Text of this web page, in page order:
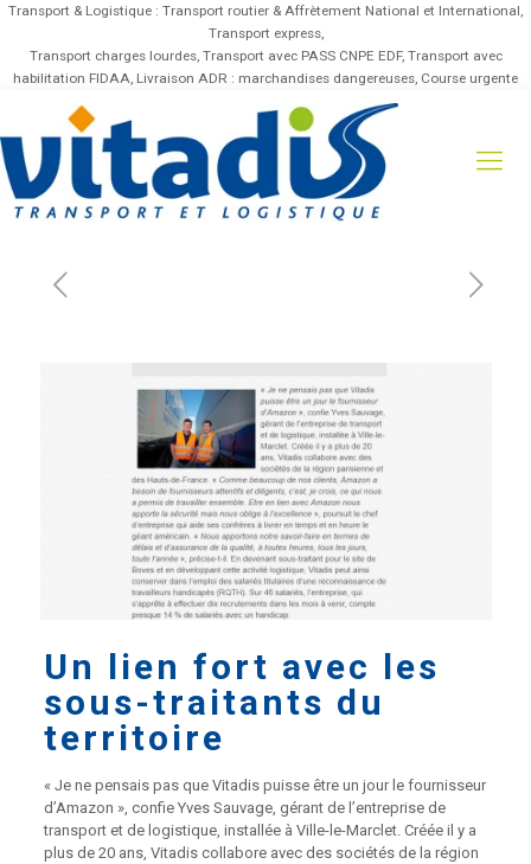
Transport & Logistique : Transport routier & Affrètement National et International,
Transport express,
Transport charges lourdes, Transport avec PASS CNPE EDF, Transport avec
habilitation FIDAA, Livraison ADR : marchandises dangereuses, Course urgente
Un lien fort avec les
sous-traitants du
territoire
« Je ne pensais pas que Vitadis puisse être un jour le fournisseur
d’Amazon », confie Yves Sauvage, gérant de l’entreprise de
transport et de logistique, installée à Ville-le-Marclet. Créée il y a
plus de 20 ans, Vitadis collabore avec des sociétés de la région